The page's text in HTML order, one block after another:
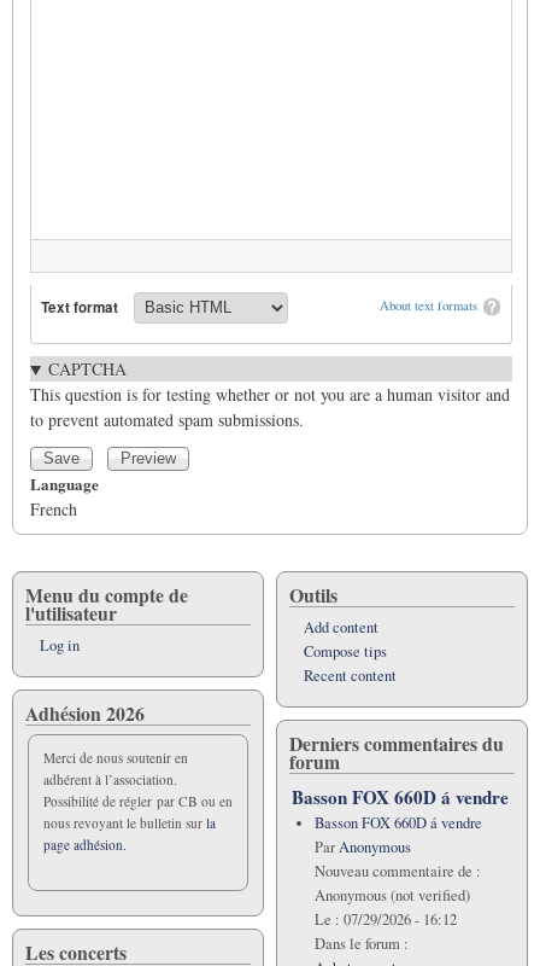
About text formats
Text format
CAPTCHA
This question is for testing whether or not you are a human visitor and
to prevent automated spam submissions.
Language
French
Menu du compte de
l'utilisateur
Log in
Adhésion 2026
Merci de nous soutenir en
adhérent à l’association.
Possibilité de régler par CB ou en
nous revoyant le bulletin sur la
page adhésion.
Les concerts
Outils
Add content
Compose tips
Recent content
Derniers commentaires du
forum
Basson FOX 660D á vendre
Basson FOX 660D á vendre
ParAnonymous
Nouveau commentaire de :
Anonymous (not verified)
Le : 07/29/2026 - 16:12
Dans le forum :